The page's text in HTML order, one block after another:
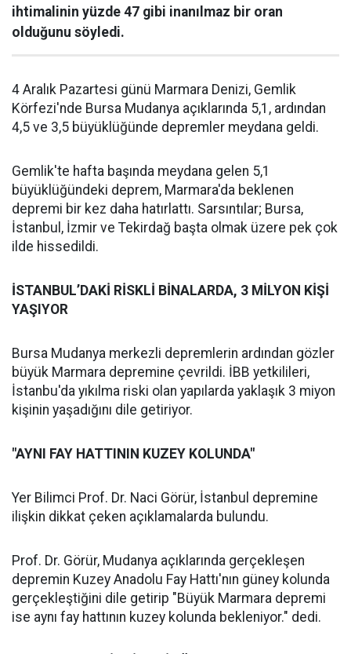
ihtimalinin yüzde 47 gibi inanılmaz bir oran
olduğunu söyledi.
4 Aralık Pazartesi günü Marmara Denizi, Gemlik
Körfezi'nde Bursa Mudanya açıklarında 5,1, ardından
4,5 ve 3,5 büyüklüğünde depremler meydana geldi.
Gemlik'te hafta başında meydana gelen 5,1
büyüklüğündeki deprem, Marmara'da beklenen
depremi bir kez daha hatırlattı. Sarsıntılar; Bursa,
İstanbul, İzmir ve Tekirdağ başta olmak üzere pek çok
ilde hissedildi.
İSTANBUL’DAKİ RİSKLİ BİNALARDA, 3 MİLYON KİŞİ
YAŞIYOR
Bursa Mudanya merkezli depremlerin ardından gözler
büyük Marmara depremine çevrildi. İBB yetkilileri,
İstanbu'da yıkılma riski olan yapılarda yaklaşık 3 miyon
kişinin yaşadığını dile getiriyor.
"AYNI FAY HATTININ KUZEY KOLUNDA"
Yer Bilimci Prof. Dr. Naci Görür, İstanbul depremine
ilişkin dikkat çeken açıklamalarda bulundu.
Prof. Dr. Görür, Mudanya açıklarında gerçekleşen
depremin Kuzey Anadolu Fay Hattı'nın güney kolunda
gerçekleştiğini dile getirip "Büyük Marmara depremi
ise aynı fay hattının kuzey kolunda bekleniyor." dedi.